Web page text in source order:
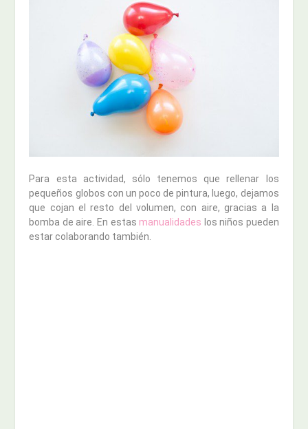
Para esta actividad, sólo tenemos que rellenar los
pequeños globos con un poco de pintura, luego, dejamos
que cojan el resto del volumen, con aire, gracias a la
bomba de aire. En estas manualidades los niños pueden
estar colaborando también.